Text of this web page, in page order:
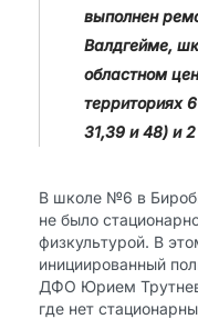
выполнен
Валдгейме,
областном
территориях
31,39 и 48) и
В школе №6 в
не было
физкультурой. В
инициированный
ДФО Юрием
где нет